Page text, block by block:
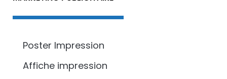
Poster Impression
Affiche impression